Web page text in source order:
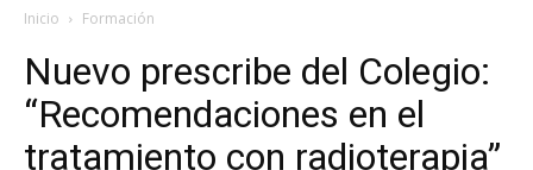
Inicio Formación
Nuevo prescribe del Colegio:
“Recomendaciones en el
tratamiento con radioterapia”